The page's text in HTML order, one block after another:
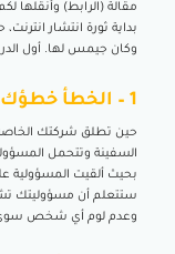
مقالة (الرابط)
بداية ثورة انتشار
وكان جيمس لها. أول
1 – الخطأ خطؤك دائما حين تسوء الأمور
حين تطلق شركتك
السفينة وتتحمل
بحيث ألقيت
ستتعلم أن مسؤوليتك
وعدم لوم أي شخص